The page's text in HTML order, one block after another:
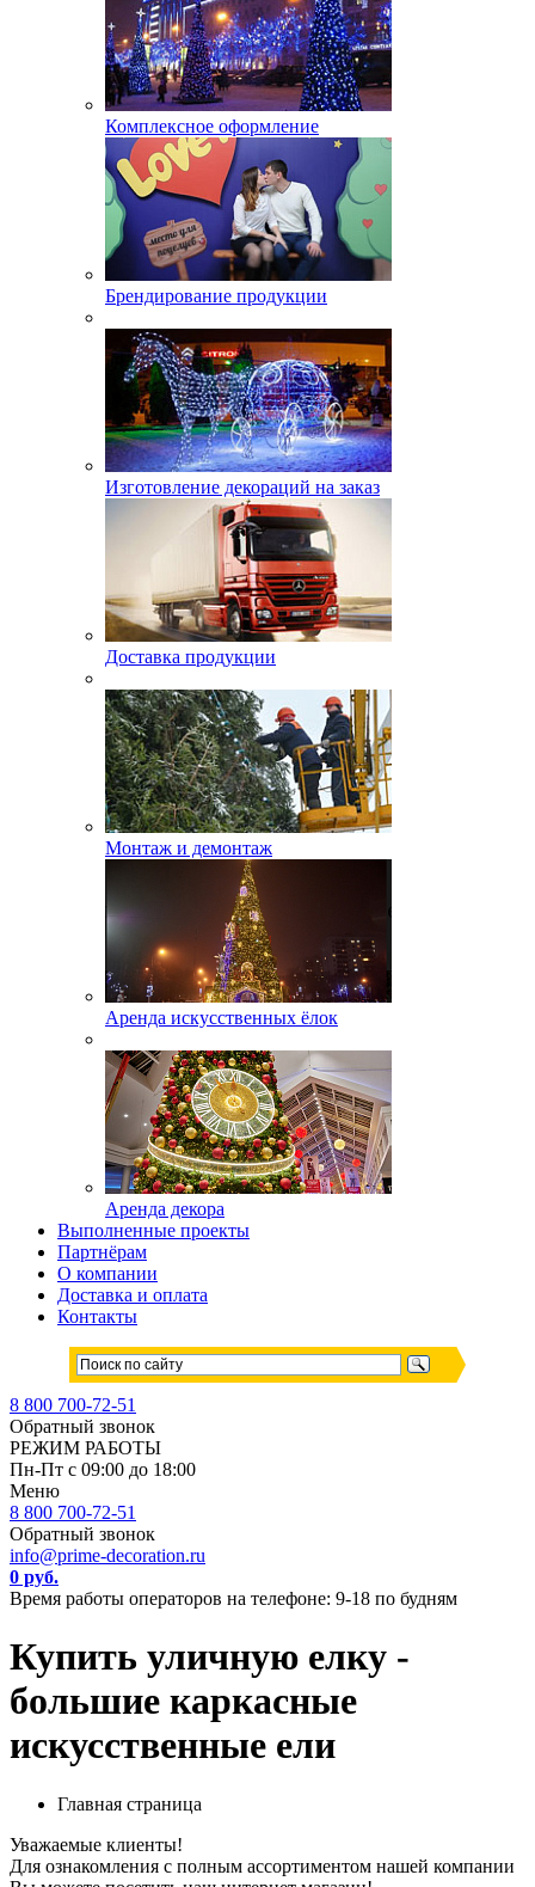
Комплексное оформление
Брендирование продукции
Изготовление декораций на заказ
Доставка продукции
Монтаж и демонтаж
Аренда искусственных ёлок
Аренда декора
Выполненные проекты
Партнёрам
О компании
Доставка и оплата
Контакты
8 800 700-72-51
Обратный звонок
РЕЖИМ РАБОТЫ
Пн-Пт с 09:00 до 18:00
Меню
8 800 700-72-51
Обратный звонок
info@prime-decoration.ru
0 руб.
Время работы операторов на телефоне: 9-18 по будням
Купить уличную елку -
большие каркасные
искусственные ели
Главная страница
Уважаемые клиенты!
Для ознакомления с полным ассортиментом нашей компании